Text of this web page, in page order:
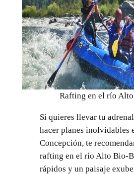
Rafting en el río
Si quieres llevar tu
hacer planes inolvidables
Concepción, te
rafting en el río Alto Bio-
rápidos y un paisaje